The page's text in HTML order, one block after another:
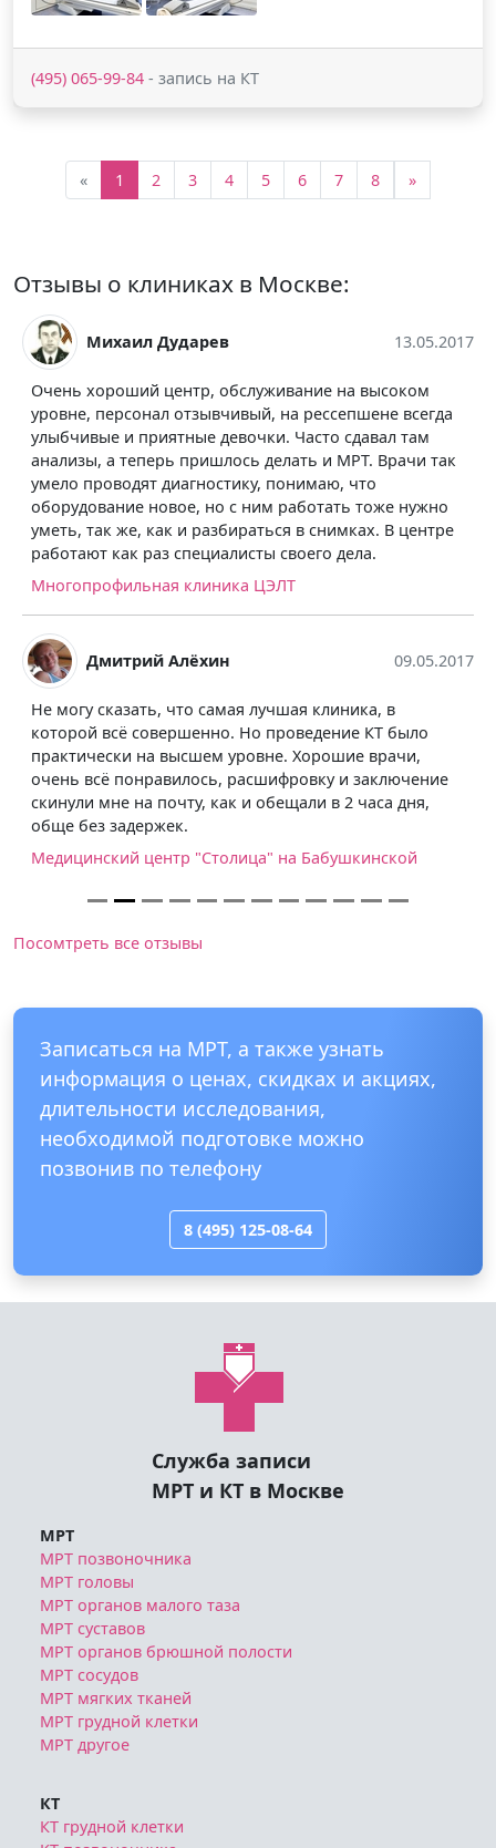
(495) 065-99-84 - запись на КТ
« 1 2 3 4 5 6 7 8 »
Отзывы о клиниках в Москве:
Михаил Дударев 13.05.2017
Очень хороший центр, обслуживание на высоком
уровне, персонал отзывчивый, на рессепшене всегда
улыбчивые и приятные девочки. Часто сдавал там
анализы, а теперь пришлось делать и МРТ. Врачи так
умело проводят диагностику, понимаю, что
оборудование новое, но с ним работать тоже нужно
уметь, так же, как и разбираться в снимках. В центре
работают как раз специалисты своего дела.
Многопрофильная клиника ЦЭЛТ
Дмитрий Алёхин 09.05.2017
Не могу сказать, что самая лучшая клиника, в
которой всё совершенно. Но проведение КТ было
практически на высшем уровне. Хорошие врачи,
очень всё понравилось, расшифровку и заключение
скинули мне на почту, как и обещали в 2 часа дня,
обще без задержек.
Медицинский центр "Столица" на Бабушкинской
Посомтреть все отзывы
Записаться на МРТ, а также узнать
информация о ценах, скидках и акциях,
длительности исследования,
необходимой подготовке можно
позвонив по телефону
8 (495) 125-08-64
Служба записи
МРТ и КТ в Москве
МРТ
МРТ позвоночника
МРТ головы
МРТ органов малого таза
МРТ суставов
МРТ органов брюшной полости
МРТ сосудов
МРТ мягких тканей
МРТ грудной клетки
МРТ другое
КТ
КТ грудной клетки